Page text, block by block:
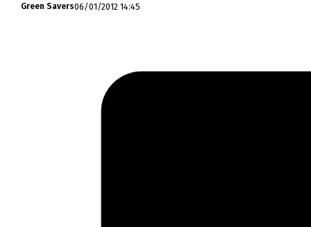
Green Savers06/01/2012 14:45